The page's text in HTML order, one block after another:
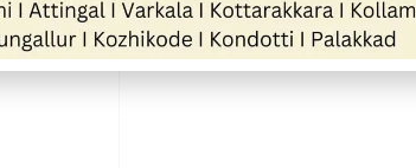
August 5, 202611:34 am
« Previous Next »